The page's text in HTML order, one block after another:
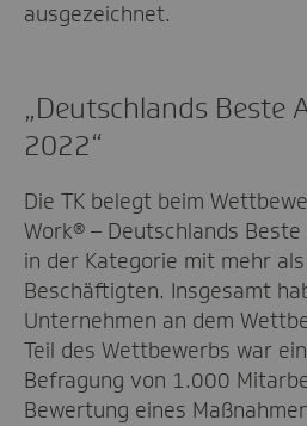
ausgezeichnet.
„Deutschlands Beste
2022“
Die TK belegt beim
Work® – Deutschlands
in der Kategorie mit mehr
Beschäftigten. Insgesamt
Unternehmen an dem
Teil des Wettbewerbs war
Befragung von 1.000
Bewertung eines